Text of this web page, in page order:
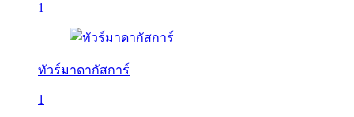
1
ทัวร์มาดากัสการ์
1